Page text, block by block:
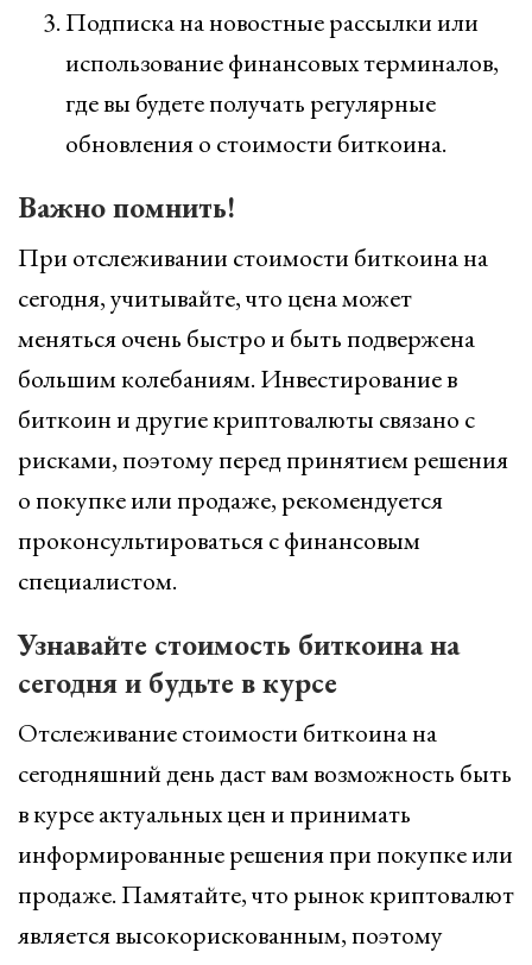
Подписка на новостные рассылки или
использование финансовых терминалов,
где вы будете получать регулярные
обновления о стоимости биткоина.
Важно помнить!
При отслеживании стоимости биткоина на
сегодня, учитывайте, что цена может
меняться очень быстро и быть подвержена
большим колебаниям. Инвестирование в
биткоин и другие криптовалюты связано с
рисками, поэтому перед принятием решения
о покупке или продаже, рекомендуется
проконсультироваться с финансовым
специалистом.
Узнавайте стоимость биткоина на
сегодня и будьте в курсе
Отслеживание стоимости биткоина на
сегодняшний день даст вам возможность быть
в курсе актуальных цен и принимать
информированные решения при покупке или
продаже. Памятайте, что рынок криптовалют
является высокорискованным, поэтому